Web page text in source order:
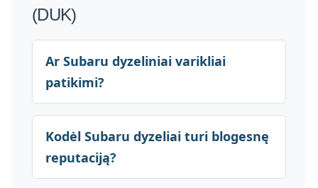
(DUK)
Ar Subaru dyzeliniai varikliai
patikimi?
Kodėl Subaru dyzeliai turi blogesnę
reputaciją?